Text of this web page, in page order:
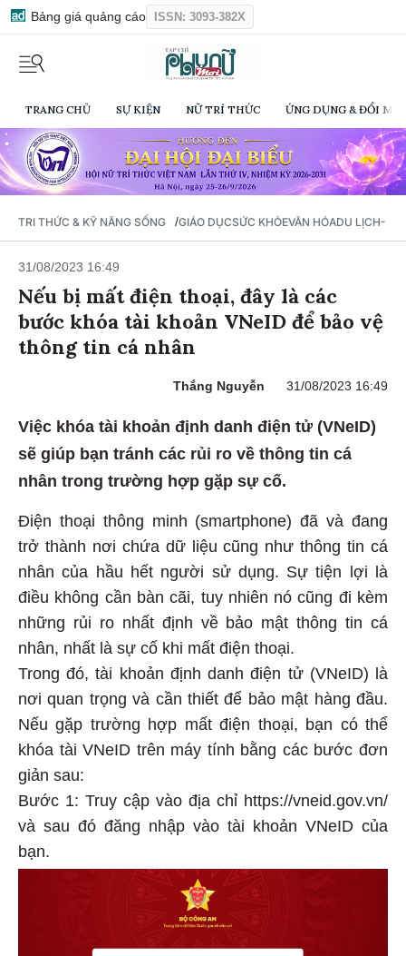
Bảng giá quảng cáo ISSN: 3093-382X
TRANG CHỦ SỰ KIỆN NỮ TRÍ THỨC ỨNG DỤNG & ĐỔI
TRI THỨC & KỸ NĂNG SỐNG /GIÁO DỤCSỨC KHỎEVĂN HÓADU LỊCH-
31/08/2023 16:49
Nếu bị mất điện thoại, đây là các
bước khóa tài khoản VNeID để bảo vệ
thông tin cá nhân
Thắng Nguyễn 31/08/2023 16:49
Việc khóa tài khoản định danh điện tử (VNeID)
sẽ giúp bạn tránh các rủi ro về thông tin cá
nhân trong trường hợp gặp sự cố.
Điện thoại thông minh (smartphone) đã và đang
trở thành nơi chứa dữ liệu cũng như thông tin cá
nhân của hầu hết người sử dụng. Sự tiện lợi là
điều không cần bàn cãi, tuy nhiên nó cũng đi kèm
những rủi ro nhất định về bảo mật thông tin cá
nhân, nhất là sự cố khi mất điện thoại.
Trong đó, tài khoản định danh điện tử (VNeID) là
nơi quan trọng và cần thiết để bảo mật hàng đầu.
Nếu gặp trường hợp mất điện thoại, bạn có thể
khóa tài VNeID trên máy tính bằng các bước đơn
giản sau:
Bước 1: Truy cập vào địa chỉ https://vneid.gov.vn/
và sau đó đăng nhập vào tài khoản VNeID của
bạn.